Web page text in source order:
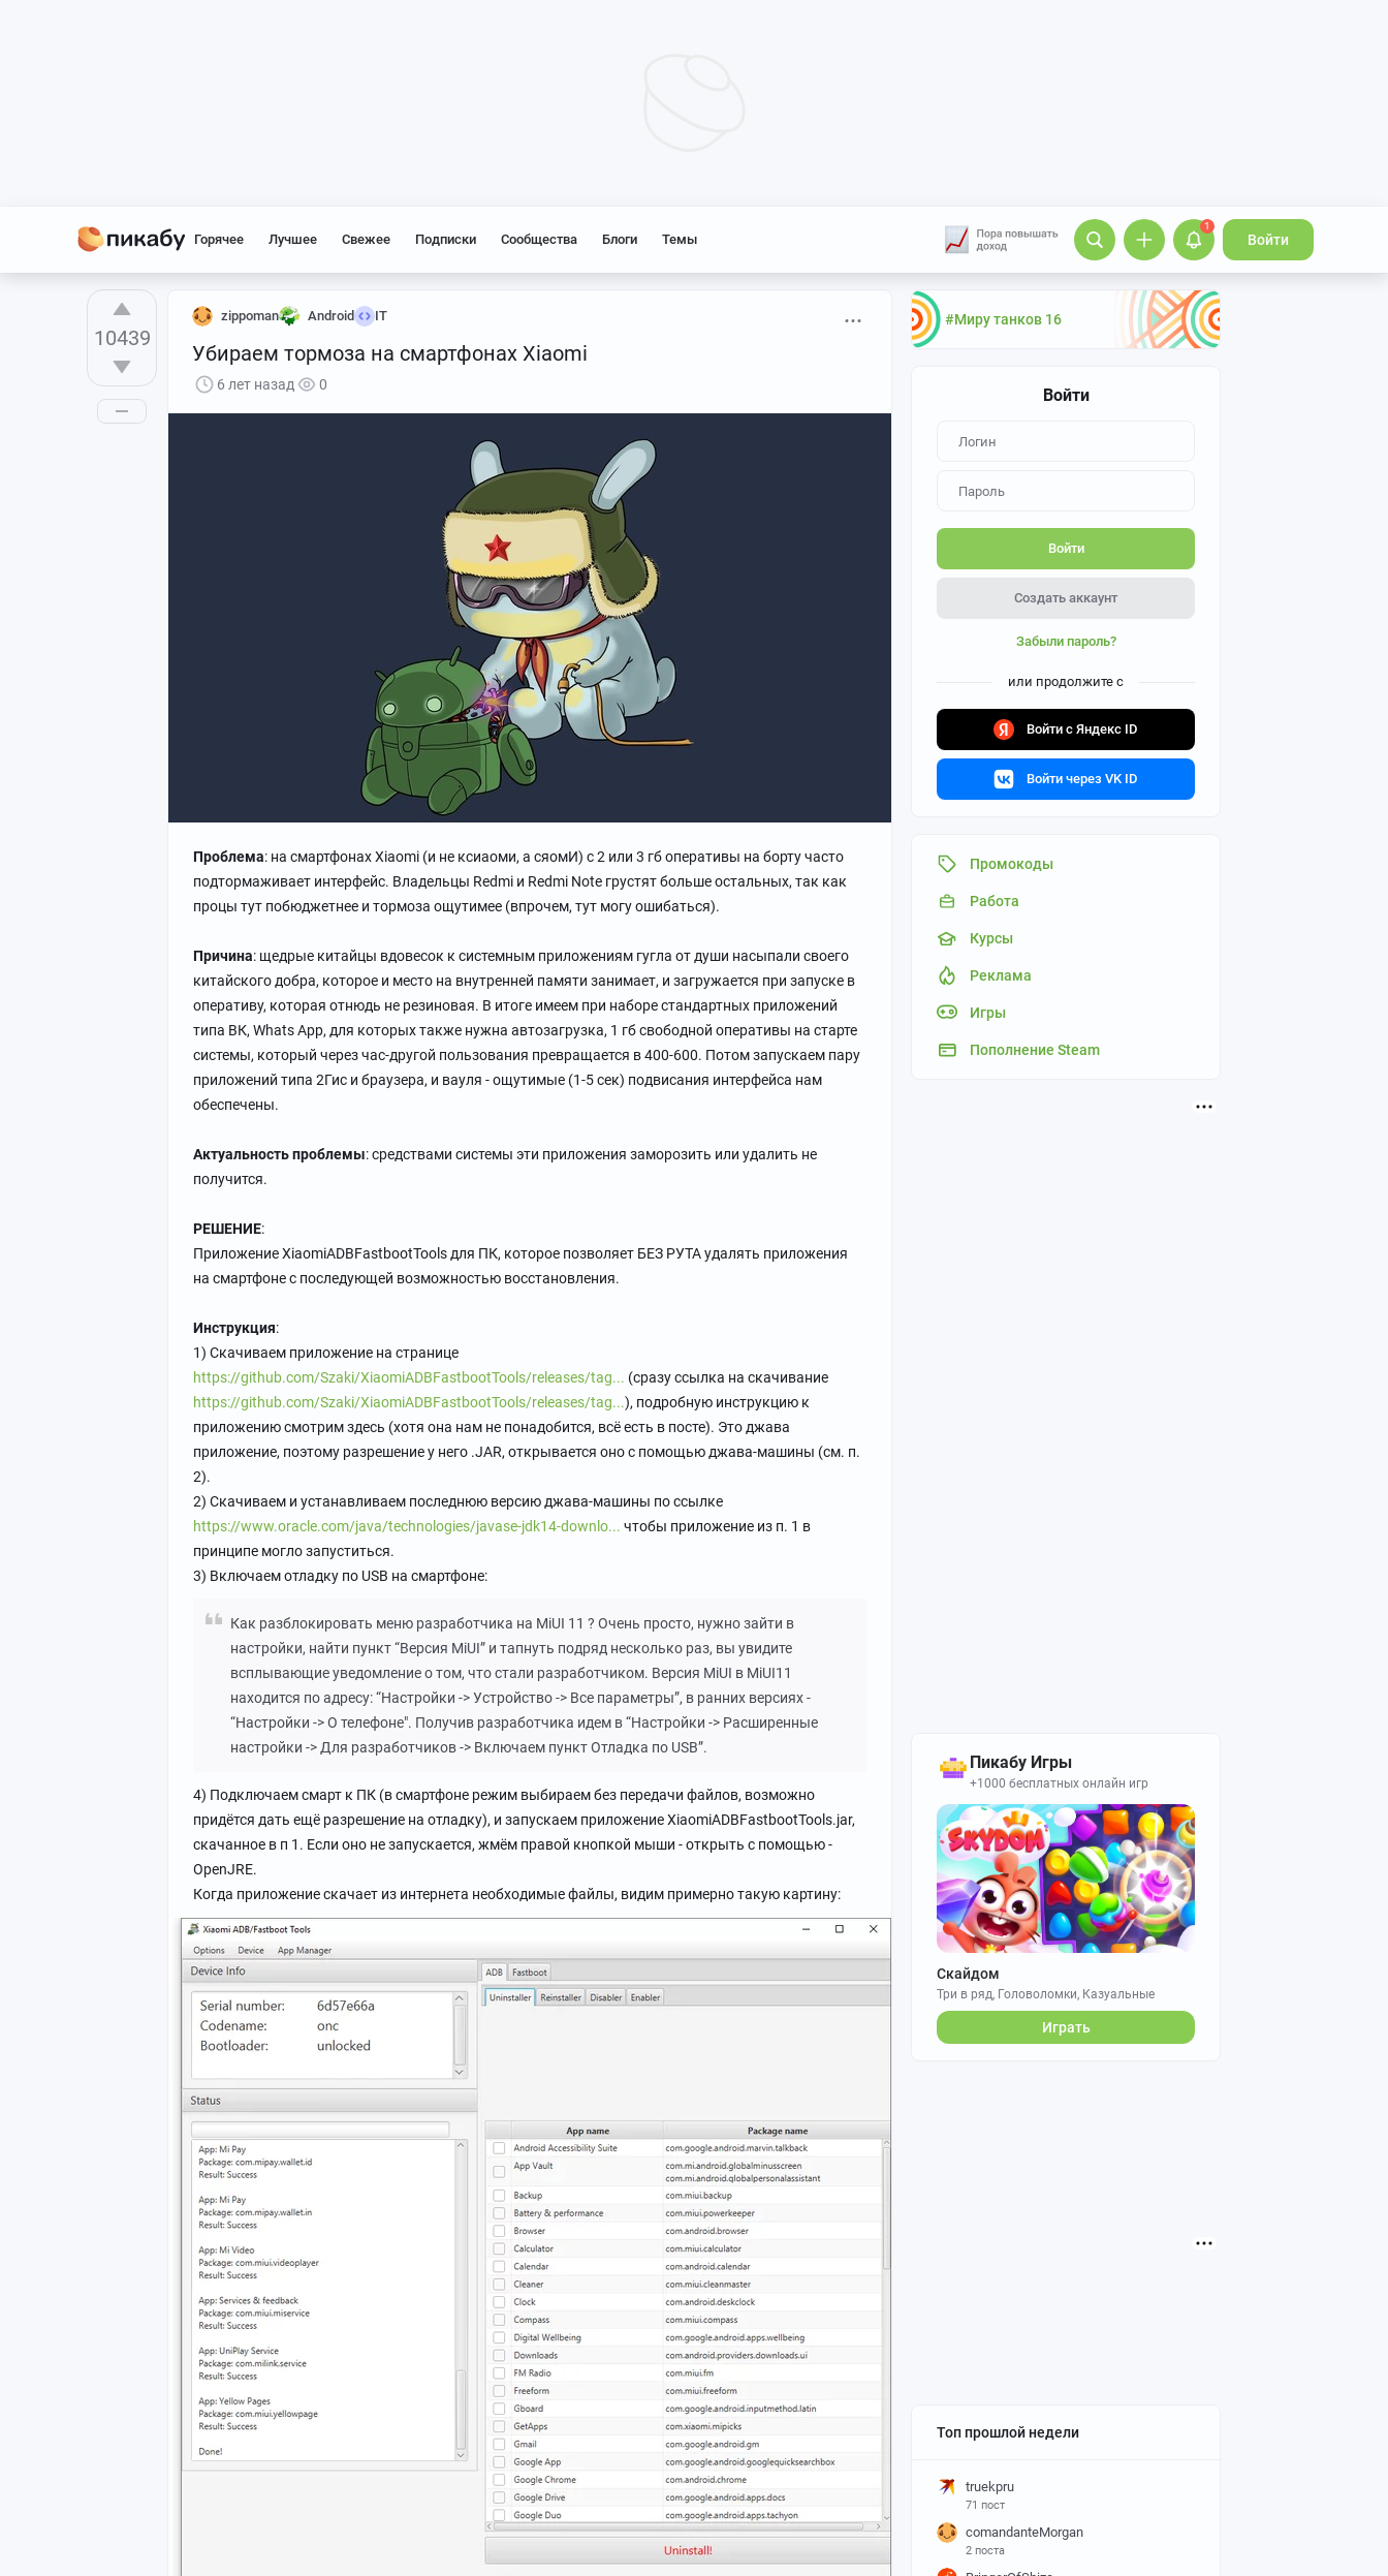
Горячее Лучшее Свежее Подписки Сообщества Блоги Темы
1
Войти
#Миру танков 16
Войти
Войти
Создать аккаунт
Забыли пароль?
или продолжите с
Войти с Яндекс ID
Войти через VK ID
Промокоды
Работа
Курсы
Реклама
Игры
Пополнение Steam
Пикабу Игры
+1000 бесплатных онлайн игр
Скайдом
Три в ряд, Головоломки, Казуальные
Играть
Топ прошлой недели
truekpru
71 пост
comandanteMorgan
2 поста
10439
zippoman Android IT
Убираем тормоза на смартфонах Xiaomi
6 лет назад 0
Проблема: на смартфонах Xiaomi (и не ксиаоми, а сяомИ) с 2 или 3 гб оперативы на борту часто
подтормаживает интерфейс. Владельцы Redmi и Redmi Note грустят больше остальных, так как
процы тут побюджетнее и тормоза ощутимее (впрочем, тут могу ошибаться).
Причина: щедрые китайцы вдовесок к системным приложениям гугла от души насыпали своего
китайского добра, которое и место на внутренней памяти занимает, и загружается при запуске в
оперативу, которая отнюдь не резиновая. В итоге имеем при наборе стандартных приложений
типа ВК, Whats App, для которых также нужна автозагрузка, 1 гб свободной оперативы на старте
системы, который через час-другой пользования превращается в 400-600. Потом запускаем пару
приложений типа 2Гис и браузера, и вауля - ощутимые (1-5 сек) подвисания интерфейса нам
обеспечены.
Актуальность проблемы: средствами системы эти приложения заморозить или удалить не
получится.
РЕШЕНИЕ:
Приложение XiaomiADBFastbootTools для ПК, которое позволяет БЕЗ РУТА удалять приложения
на смартфоне с последующей возможностью восстановления.
Инструкция:
1) Скачиваем приложение на странице
https://github.com/Szaki/XiaomiADBFastbootTools/releases/tag... (сразу ссылка на скачивание
https://github.com/Szaki/XiaomiADBFastbootTools/releases/tag...), подробную инструкцию к
приложению смотрим здесь (хотя она нам не понадобится, всё есть в посте). Это джава
приложение, поэтому разрешение у него .JAR, открывается оно с помощью джава-машины (см. п.
2).
2) Скачиваем и устанавливаем последнюю версию джава-машины по ссылке
https://www.oracle.com/java/technologies/javase-jdk14-downlo... чтобы приложение из п. 1 в
принципе могло запуститься.
3) Включаем отладку по USB на смартфоне:
Как разблокировать меню разработчика на MiUI 11 ? Очень просто, нужно зайти в
настройки, найти пункт “Версия MiUI” и тапнуть подряд несколько раз, вы увидите
всплывающие уведомление о том, что стали разработчиком. Версия MiUI в MiUI11
находится по адресу: “Настройки -> Устройство -> Все параметры”, в ранних версиях -
“Настройки -> О телефоне". Получив разработчика идем в “Настройки -> Расширенные
настройки -> Для разработчиков -> Включаем пункт Отладка по USB”.
4) Подключаем смарт к ПК (в смартфоне режим выбираем без передачи файлов, возможно
придётся дать ещё разрешение на отладку), и запускаем приложение XiaomiADBFastbootTools.jar,
скачанное в п 1. Если оно не запускается, жмём правой кнопкой мыши - открыть с помощью -
OpenJRE.
Когда приложение скачает из интернета необходимые файлы, видим примерно такую картину: